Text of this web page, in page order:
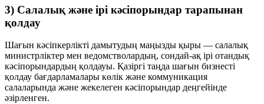
3) Салалық және ірі кәсіпорындар тарапынан
қолдау
Шағын кәсіпкерлікті дамытудың маңызды қыры — салалық
министрліктер мен ведомстволардың, сондай-ақ ірі отандық
кәсіпорындардың қолдауы. Қазіргі таңда шағын бизнесті
қолдау бағдарламалары көлік және коммуникация
салаларында және жекелеген кәсіпорындар деңгейінде
әзірленген.